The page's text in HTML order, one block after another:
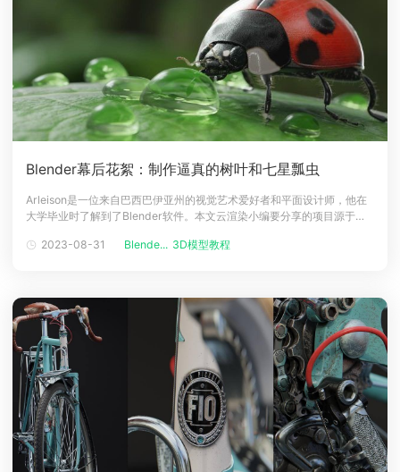
Blender幕后花絮：制作逼真的树叶和七星瓢虫
Arleison是一位来自巴西巴伊亚州的视觉艺术爱好者和平面设计师，他在
大学毕业时了解到了Blender软件。本文云渲染小编要分享的项目源于巴
者在此过程中用Blender等软件制作了逼真的树叶和七星瓢虫。介绍大家
2023-08-31 Blende... 3D模型教程